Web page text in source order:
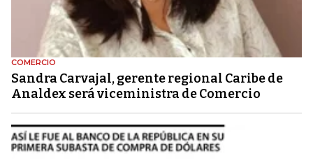
COMERCIO
Sandra Carvajal, gerente regional Caribe de
Analdex será viceministra de Comercio